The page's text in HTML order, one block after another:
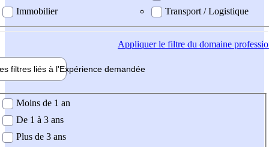
Immobilier
Transport / Logistique
Appliquerle filtre du domaine
filtres liés à l'Expérience demandée
demandée
Moins de 1 an
De 1 à 3 ans
Plus de 3 ans